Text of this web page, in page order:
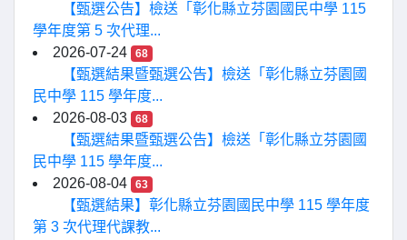
【甄選公告】檢送「彰化縣立芬園國民中學 115
學年度第 5 次代理...
2026-07-24
68
【甄選結果暨甄選公告】檢送「彰化縣立芬園國
民中學 115 學年度...
2026-08-03
68
【甄選結果暨甄選公告】檢送「彰化縣立芬園國
民中學 115 學年度...
2026-08-04
63
【甄選結果】彰化縣立芬園國民中學 115 學年度
第 3 次代理代課教...